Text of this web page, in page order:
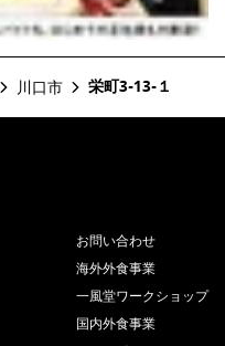
川口市 栄町3-13-１
お問い合わせ
海外外食事業
一風堂ワークショップ
国内外食事業